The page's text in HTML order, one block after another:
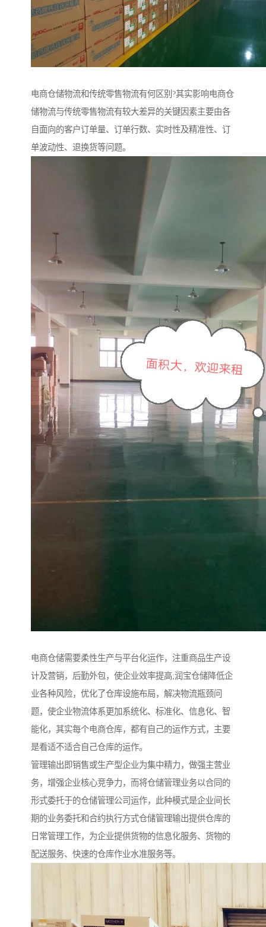
电商仓储物流和传统零售物流有何区别?其实影响电商仓
储物流与传统零售物流有较大差异的关键因素主要由各
自面向的客户订单量、订单行数、实时性及精准性、订
单波动性、退换货等问题。
电商仓储需要柔性生产与平台化运作，注重商品生产设
计及营销，后勤外包，使企业效率提高;润宝仓储降低企
业各种风险，优化了仓库设施布局，解决物流瓶颈问
题，使企业物流体系更加系统化、标准化、信息化、智
能化，其实每个电商仓库，都有自己的运作方式，主要
是看适不适合自己仓库的运作。
管理输出即销售或生产型企业为集中精力，做强主营业
务，增强企业核心竞争力，而将仓储管理业务以合同的
形式委托于的仓储管理公司运作，此种模式是企业间长
期的业务委托和合约执行方式仓储管理输出提供仓库的
日常管理工作，为企业提供货物的信息化服务、货物的
配送服务、快速的仓库作业水准服务等。